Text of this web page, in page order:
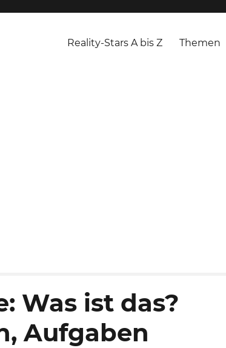
Reality-Stars A bis Z Themen
Was ist das?
Aufgaben